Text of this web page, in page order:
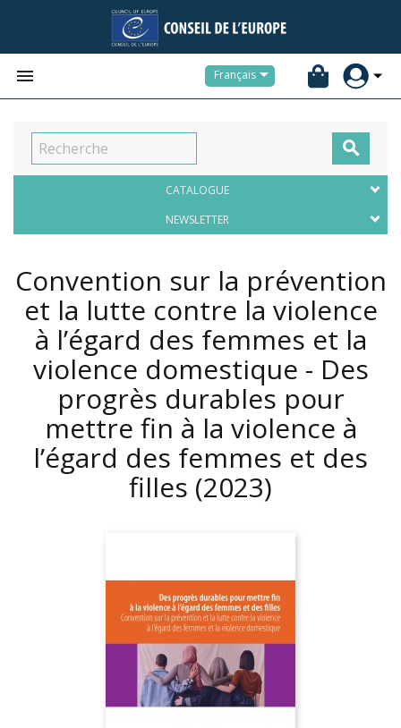
 Français

CATALOGUE
NEWSLETTER
Convention sur la prévention
et la lutte contre la violence
à l’égard des femmes et la
violence domestique - Des
progrès durables pour
mettre fin à la violence à
l’égard des femmes et des
filles (2023)